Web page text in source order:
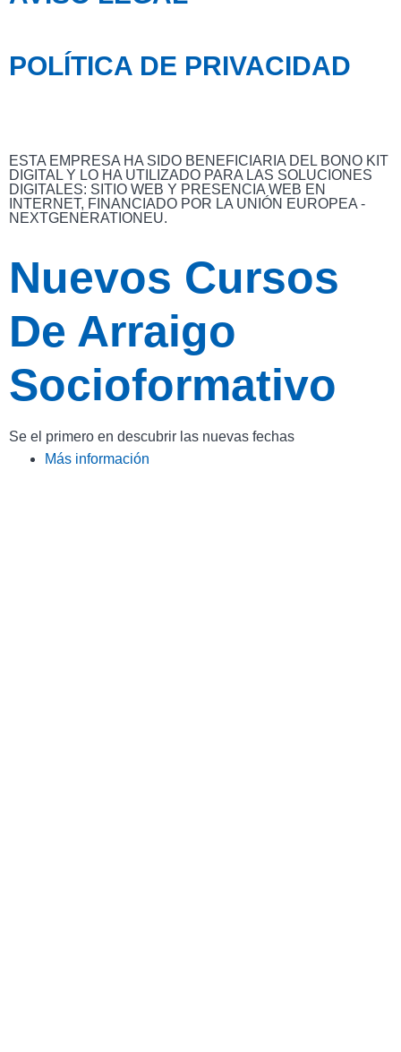
POLÍTICA DE PRIVACIDAD
ESTA EMPRESA HA SIDO BENEFICIARIA DEL BONO KIT
DIGITAL Y LO HA UTILIZADO PARA LAS SOLUCIONES
DIGITALES: SITIO WEB Y PRESENCIA WEB EN
INTERNET, FINANCIADO POR LA UNIÓN EUROPEA -
NEXTGENERATIONEU.
Nuevos Cursos
De Arraigo
Socioformativo
Se el primero en descubrir las nuevas fechas
Más información